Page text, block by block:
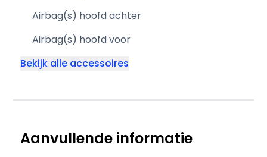
Airbag(s) hoofd achter
Airbag(s) hoofd voor
Bekijk alle accessoires
Aanvullende informatie